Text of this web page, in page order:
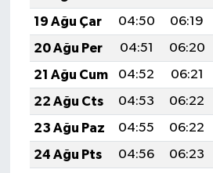
19 Ağu Çar
04:50 06:19
20 Ağu Per
04:51 06:20
21 Ağu Cum
04:52 06:21
22 Ağu Cts
04:53 06:22
23 Ağu Paz
04:55 06:22
24 Ağu Pts
04:56 06:23